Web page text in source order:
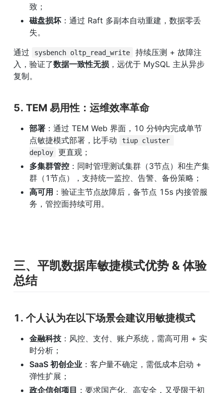
致；
磁盘损坏 ：通过 Raft 多副本自动重建，数据零丢
失。
通过
sysbench oltp_read_write
持续压测 + 故障注
入，验证了数据一致性无损 ，远优于 MySQL 主从异步
复制。
5. TEM 易用性：运维效率革命
部署 ：通过 TEM Web 界面，10 分钟内完成单节
点敏捷模式部署，比手动
tiup cluster
deploy
更直观；
多集群管控 ：同时管理测试集群（3节点）和生产集
群（1节点），支持统一监控、告警、备份策略；
高可用 ：验证主节点故障后，备节点 15s 内接管服
务，管控面持续可用。
三、平凯数据库敏捷模式优势 & 体验
总结
1. 个人认为在以下场景会建议用敏捷模式
金融科技 ：风控、支付、账户系统，需高可用 + 实
时分析；
SaaS 初创企业 ：客户量不确定，需低成本启动 +
弹性扩展；
政企信创项目 ：要求国产化、高安全，又受限于初